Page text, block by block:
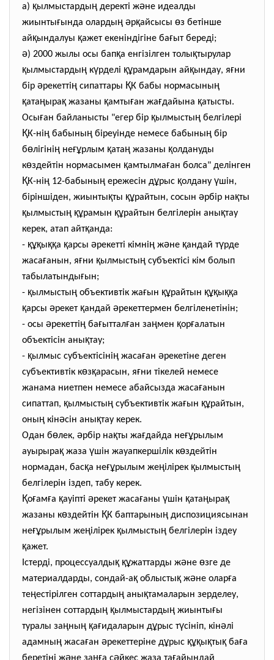
а) қылмыстардың деректі және идеалды
жиынтығында олардың әрқайсысы өз бетінше
айқындалуы қажет екеніндігіне бағыт береді;
ә) 2000 жылы осы бапқа енгізілген толықтырулар
қылмыстардың күрделі құрамдарын айқындау, яғни
бір әрекеттің сипаттары ҚК бабы нормасының
қатаңырақ жазаны қамтыған жағдайына қатысты.
Осыған байланысты "егер бір қылмыстың белгiлерi
ҚК-нің бабының бiреуінде немесе бабының бiр
бөлiгiнiң неғұрлым қатаң жазаны қолдануды
көздейтiн нормасымен қамтылмаған болса" делінген
ҚК-нің 12-бабының ережесін дұрыс қолдану үшін,
біріншіден, жиынтықты құрайтын, сосын әрбір нақты
қылмыстың құрамын құрайтын белгілерін анықтау
керек, атап айтқанда:
- құқыққа қарсы әрекетті кімнің және қандай түрде
жасағанын, яғни қылмыстың субъектісі кім болып
табылатындығын;
- қылмыстың объективтік жағын құрайтын құқыққа
қарсы әрекет қандай әрекеттермен белгіленетінін;
- осы әрекеттің бағытталған заңмен қорғалатын
объектісін анықтау;
- қылмыс субъектісінің жасаған әрекетіне деген
субъективтік көзқарасын, яғни тікелей немесе
жанама ниетпен немесе абайсызда жасағанын
сипаттап, қылмыстың субъективтік жағын құрайтын,
оның кінәсін анықтау керек.
Одан бөлек, әрбір нақты жағдайда неғұрылым
ауырырақ жаза үшін жауапкершілік көздейтін
нормадан, басқа неғұрылым жеңілірек қылмыстың
белгілерін іздеп, табу керек.
Қоғамға қауіпті әрекет жасағаны үшін қатаңырақ
жазаны көздейтін ҚК баптарының диспозициясынан
неғұрылым жеңілірек қылмыстың белгілерін іздеу
қажет.
Істерді, процессуалдық құжаттарды және өзге де
материалдарды, сондай-ақ облыстық және оларға
теңестірілген соттардың анықтамаларын зерделеу,
негізінен соттардың қылмыстардың жиынтығы
туралы заңның қағидаларын дұрыс түсініп, кінәлі
адамның жасаған әрекеттеріне дұрыс құқықтық баға
ә ңғ ә ғ